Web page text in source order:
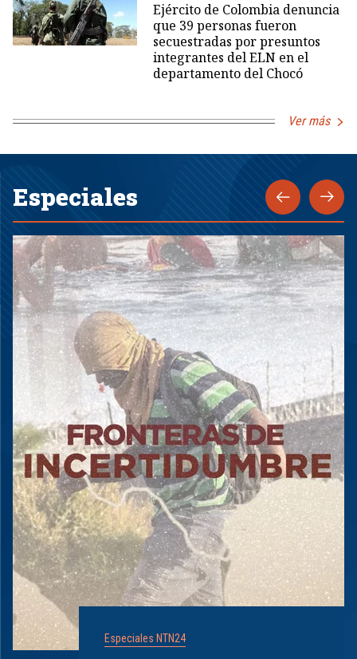
Ejército de Colombia denuncia
que 39 personas fueron
secuestradas por presuntos
integrantes del ELN en el
departamento del Chocó
Ver más
Especiales
Especiales NTN24